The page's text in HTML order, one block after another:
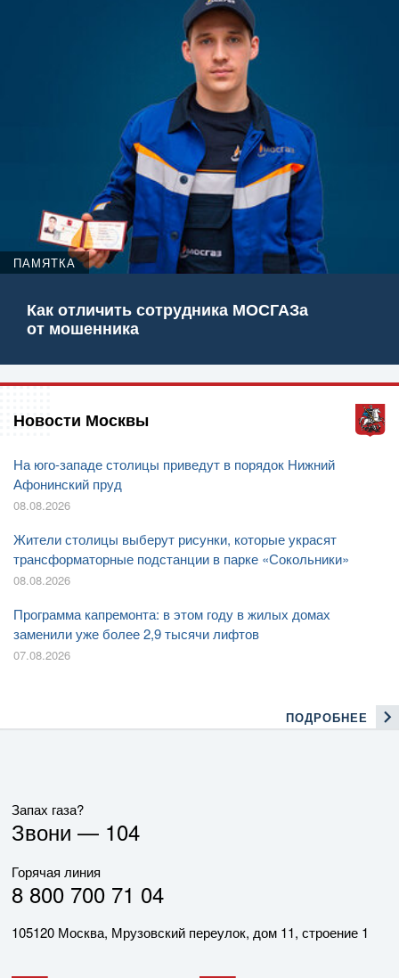
ПАМЯТКА
Как отличить сотрудника МОСГАЗа
от мошенника
Новости Москвы
На юго-западе столицы приведут в порядок Нижний
Афонинский пруд
08.08.2026
Жители столицы выберут рисунки, которые украсят
трансформаторные подстанции в парке «Сокольники»
08.08.2026
Программа капремонта: в этом году в жилых домах
заменили уже более 2,9 тысячи лифтов
07.08.2026
ПОДРОБНЕЕ
Запах газа?
Звони — 104
Горячая линия
8 800 700 71 04
105120 Москва, Мрузовский переулок, дом 11, строение 1